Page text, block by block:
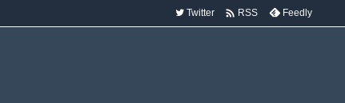
Twitter  RSS Feedly